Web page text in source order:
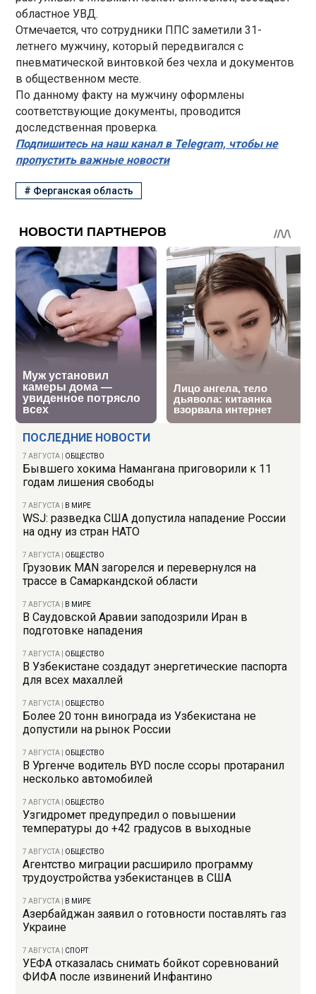
ПОСЛЕДНИЕ НОВОСТИ
7 АВГУСТА ОБЩЕСТВО
Бывшего хокима Намангана приговорили к 11
годам лишения свободы
7 АВГУСТА В МИРЕ
WSJ: разведка США допустила нападение России
на одну из стран НАТО
7 АВГУСТА ОБЩЕСТВО
Грузовик MAN загорелся и перевернулся на
трассе в Самаркандской области
7 АВГУСТА В МИРЕ
В Саудовской Аравии заподозрили Иран в
подготовке нападения
7 АВГУСТА ОБЩЕСТВО
В Узбекистане создадут энергетические паспорта
для всех махаллей
7 АВГУСТА ОБЩЕСТВО
Более 20 тонн винограда из Узбекистана не
допустили на рынок России
7 АВГУСТА ОБЩЕСТВО
В Ургенче водитель BYD после ссоры протаранил
несколько автомобилей
7 АВГУСТА ОБЩЕСТВО
Узгидромет предупредил о повышении
температуры до +42 градусов в выходные
7 АВГУСТА ОБЩЕСТВО
Агентство миграции расширило программу
трудоустройства узбекистанцев в США
7 АВГУСТА В МИРЕ
Азербайджан заявил о готовности поставлять газ
Украине
7 АВГУСТА СПОРТ
УЕФА отказалась снимать бойкот соревнований
ФИФА после извинений Инфантино
областное УВД.
Отмечается, что сотрудники ППС заметили 31-
летнего мужчину, который передвигался с
пневматической винтовкой без чехла и документов
в общественном месте.
По данному факту на мужчину оформлены
соответствующие документы, проводится
доследственная проверка.
Подпишитесь на наш канал в Telegram, чтобы не
пропустить важные новости
# Ферганская область